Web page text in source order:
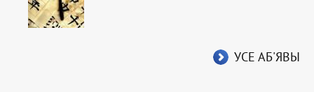
УСЕ АБ'ЯВЫ